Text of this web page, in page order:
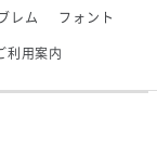
お知らせ
レム フォント
利用案内